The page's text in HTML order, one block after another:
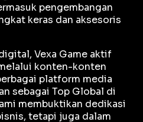
pengembangan
keras dan aksesoris
Vexa Game aktif
konten-konten
platform media
sebagai Top Global di
membuktikan dedikasi
tetapi juga dalam